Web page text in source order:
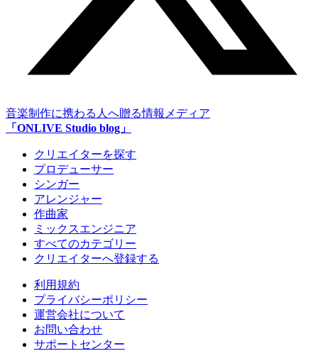
音楽制作に携わる人へ贈る情報メディア
「ONLIVE Studio blog」
クリエイターを探す
プロデューサー
シンガー
アレンジャー
作曲家
ミックスエンジニア
すべてのカテゴリー
クリエイターへ登録する
利用規約
プライバシーポリシー
運営会社について
お問い合わせ
サポートセンター